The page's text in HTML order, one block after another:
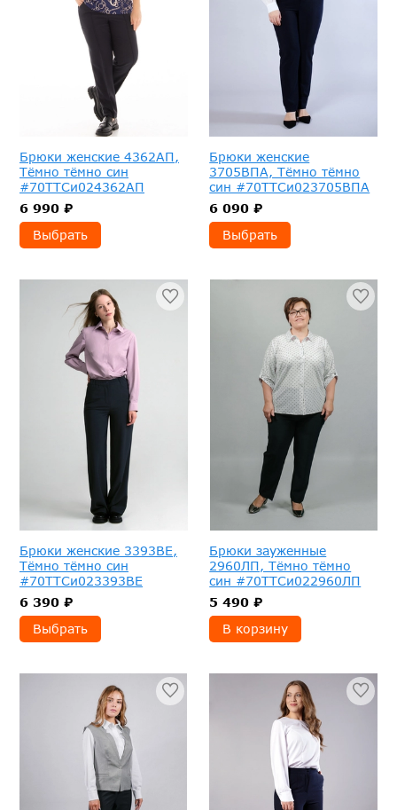
Брюки женские 4362АП,
Тёмно тёмно син
#70ТТСи024362АП
6 990 ₽
Выбрать
Брюки женские
3705ВПА, Тёмно тёмно
син #70ТТСи023705ВПА
6 090 ₽
Выбрать
Брюки женские 3393ВЕ,
Тёмно тёмно син
#70ТТСи023393ВЕ
6 390 ₽
Выбрать
Брюки зауженные
2960ЛП, Тёмно тёмно
син #70ТТСи022960ЛП
5 490 ₽
В корзину